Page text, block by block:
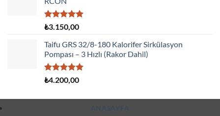
5 üzerinden
oy
aldı
₺3.150,00
Taifu GRS 32/8-180 Kalorifer Sirkülasyon
Pompası – 3 Hızlı (Rakor Dahil)
5 üzerinden
oy
₺4.200,00
ANASAYFA